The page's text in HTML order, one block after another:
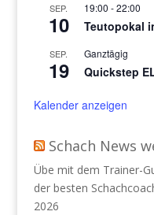
SEP.
10
19:00 -22:00
Teutopokal
SEP.
19
Ganztägig
Quickstep
Kalender anzeigen
Schach News
Übe mit dem Trainer-
der besten
2026